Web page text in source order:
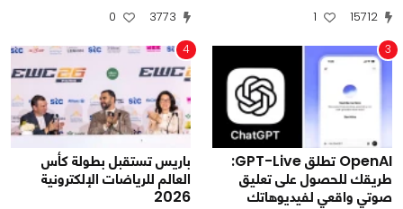
15712
1
3773
0
3
OpenAI تطلق GPT-Live:
طريقك للحصول على تعليق
صوتي واقعي لفيديوهاتك
4
باريس تستقبل بطولة كأس
العالم للرياضات الإلكترونية
2026